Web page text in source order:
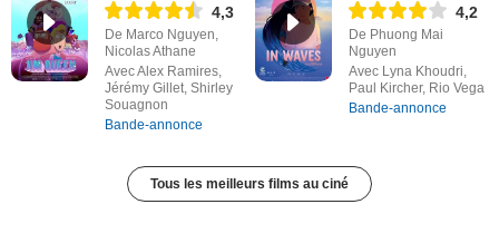
4,3
De Marco Nguyen,
Nicolas Athane
Avec Alex Ramires,
Jérémy Gillet, Shirley
Souagnon
Bande-annonce
4,2
De Phuong Mai
Nguyen
Avec Lyna Khoudri,
Paul Kircher, Rio Vega
Bande-annonce
Tous les meilleurs films au ciné